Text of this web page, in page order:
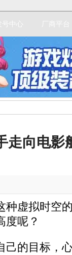
号中心 厂商平台
走向电
虚拟时空
度呢？
的目标，
注册